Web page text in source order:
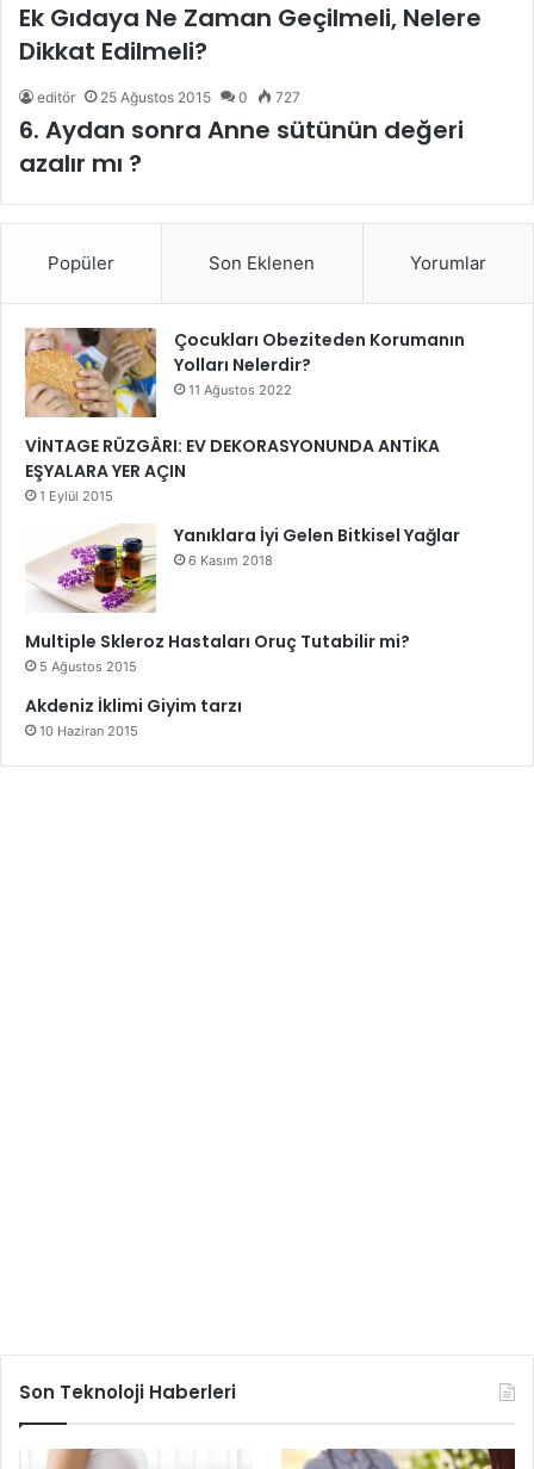
Ek Gıdaya Ne Zaman Geçilmeli, Nelere
Dikkat Edilmeli?
editör 25 Ağustos 2015 0 727
6. Aydan sonra Anne sütünün değeri
azalır mı ?
Popüler Son Eklenen Yorumlar
Çocukları Obeziteden Korumanın
Yolları Nelerdir?
11 Ağustos 2022
VİNTAGE RÜZGÂRI: EV DEKORASYONUNDA ANTİKA
EŞYALARA YER AÇIN
1 Eylül 2015
Yanıklara İyi Gelen Bitkisel Yağlar
6 Kasım 2018
Multiple Skleroz Hastaları Oruç Tutabilir mi?
5 Ağustos 2015
Akdeniz İklimi Giyim tarzı
10 Haziran 2015
Son Teknoloji Haberleri